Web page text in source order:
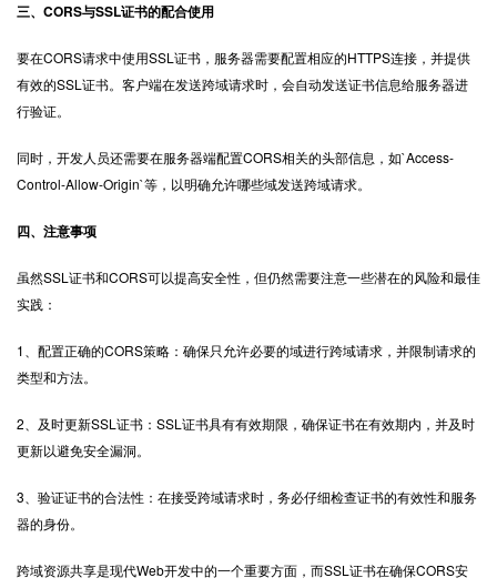
三、CORS与SSL证书的配合使用
要在CORS请求中使用SSL证书，服务器需要配置相应的HTTPS连接，并提供
有效的SSL证书。客户端在发送跨域请求时，会自动发送证书信息给服务器进
行验证。
同时，开发人员还需要在服务器端配置CORS相关的头部信息，如`Access-
Control-Allow-Origin`等，以明确允许哪些域发送跨域请求。
四、注意事项
虽然SSL证书和CORS可以提高安全性，但仍然需要注意一些潜在的风险和最佳
实践：
1、配置正确的CORS策略：确保只允许必要的域进行跨域请求，并限制请求的
类型和方法。
2、及时更新SSL证书：SSL证书具有有效期限，确保证书在有效期内，并及时
更新以避免安全漏洞。
3、验证证书的合法性：在接受跨域请求时，务必仔细检查证书的有效性和服务
器的身份。
跨域资源共享是现代Web开发中的一个重要方面，而SSL证书在确保CORS安